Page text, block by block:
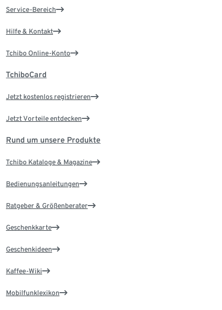
Service-Bereich
Hilfe & Kontakt
Tchibo Online-Konto
TchiboCard
Jetzt kostenlos registrieren
Jetzt Vorteile entdecken
Rund um unsere Produkte
Tchibo Kataloge & Magazine
Bedienungsanleitungen
Ratgeber & Größenberater
Geschenkkarte
Geschenkideen
Kaffee-Wiki
Mobilfunklexikon